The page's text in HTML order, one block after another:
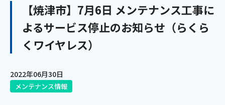
インターネット
【焼津市】7月6日 メンテナンス工事に
よるサービス停止のお知らせ（らくら
くワイヤレス）
2022年06月30日
メンテナンス情報